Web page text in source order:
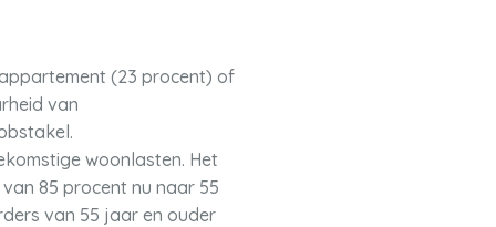
(23 procent) of
van
woonlasten. Het
85 procent nu naar 55
van 55 jaar en ouder